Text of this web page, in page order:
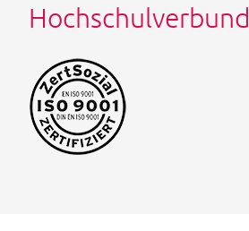
Hochschulverbund